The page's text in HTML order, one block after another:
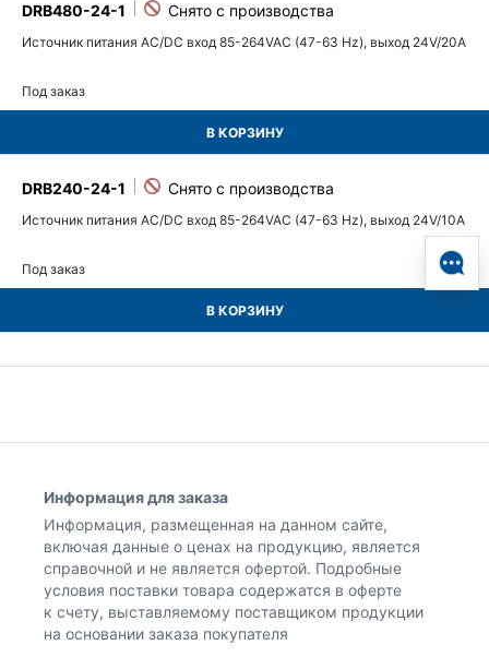
DRB480-24-1
Источник питания AC/DC вход 85-264VAC (47-63 Hz), выход 24V/20A
Под заказ
В КОРЗИНУ
DRB240-24-1
Источник питания AC/DC вход 85-264VAC (47-63 Hz), выход 24V/10A
Под заказ
В КОРЗИНУ
Информация для заказа
Информация, размещенная на данном сайте,
включая данные о ценах на продукцию, является
справочной и не является офертой. Подробные
условия поставки товара содержатся в оферте
к счету, выставляемому поставщиком продукции
на основании заказа покупателя